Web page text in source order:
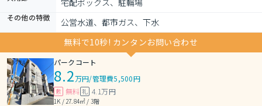
宅配ボックス、駐輪場
その他の特徴
公営水道、都市ガス、下水
無料で10秒! カンタンお問い合わせ
パークコート
8.2万円/管理費5,500円
敷 無料 礼 4.1万円
1K / 27.84㎡ / 3階